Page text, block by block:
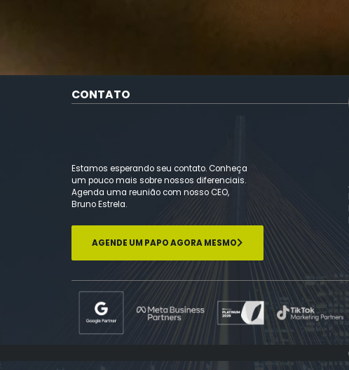
Novidades no Facebook, Instagram e
CONTATO
Estamos esperando seu contato. Conheça
um pouco mais sobre nossos diferenciais.
Agenda uma reunião com nosso CEO,
Bruno Estrela.
AGENDE UM PAPO AGORA MESMO